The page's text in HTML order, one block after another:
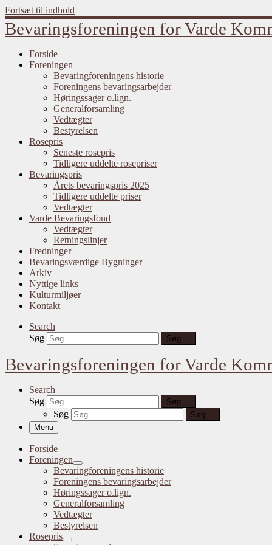
Fortsæt til indhold
Bevaringsforeningen for Varde
Forside
Foreningen
Bevaringforeningens historie
Foreningens bevaringsarbejder
Høringssager o.lign.
Generalforsamling
Vedtægter
Bestyrelsen
Rosepris
Seneste rosepris
Tidligere uddelte rosepriser
Bevaringspris
Årets bevaringspris 2025
Tidligere uddelte priser
Vedtægter
Varde Bevaringsfond
Vedtægter
Retningslinjer
Fredninger
Bevaringsværdige Bygninger
Arkiv
Nyttige links
Kulturmiljøer
Kontakt
Search
Søg
Søg …
Bevaringsforeningen for Varde
Search
Søg
Søg …
Søg
Søg …
Menu
Forside
Foreningen
Bevaringforeningens historie
Foreningens bevaringsarbejder
Høringssager o.lign.
Generalforsamling
Vedtægter
Bestyrelsen
Rosepris